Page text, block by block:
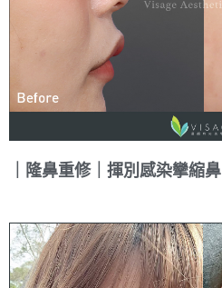
｜隆鼻重修｜揮別感染攣縮鼻